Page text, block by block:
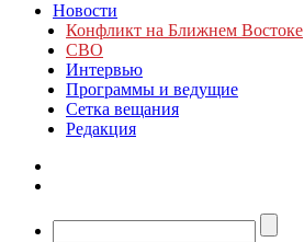
Новости
Конфликт на Ближнем Востоке
СВО
Интервью
Программы и ведущие
Сетка вещания
Редакция